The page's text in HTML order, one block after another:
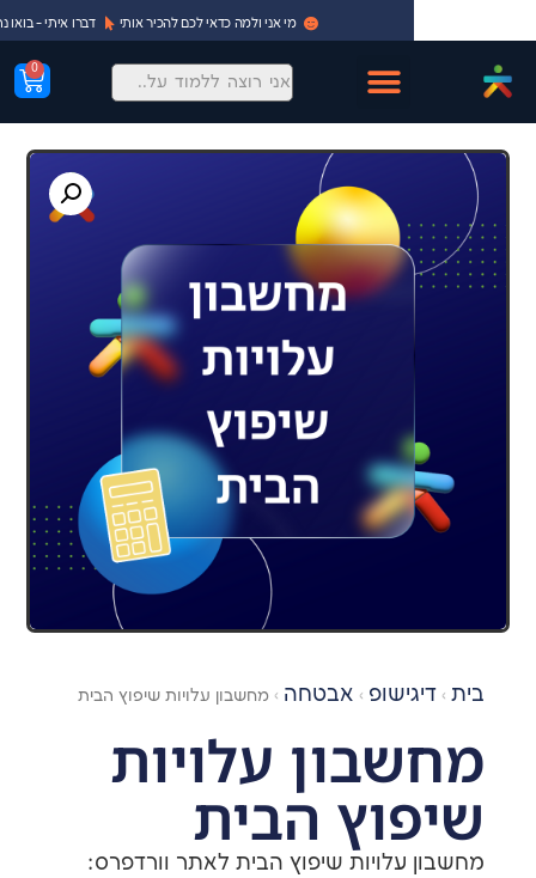
מי אני ולמה כדאי לכם להכיר אותי דברו איתי - בואו נתחיל!
0
› אבטחה › מחשבון עלויות שיפוץ הבית
עלויות
הבית
שיפוץ הבית לאתר וורדפרס: